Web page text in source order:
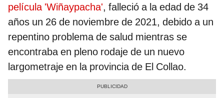
película 'Wiñaypacha', falleció a la edad de 34
años un 26 de noviembre de 2021, debido a un
repentino problema de salud mientras se
encontraba en pleno rodaje de un nuevo
largometraje en la provincia de El Collao.